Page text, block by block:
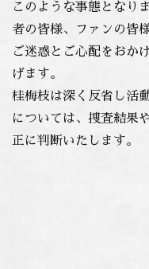
このような事態となり
者の皆様、ファンの皆
ご迷惑とご心配をおか
げます。
桂梅枝は深く反省し活
については、捜査結果
正に判断いたします。